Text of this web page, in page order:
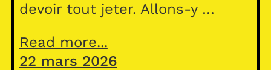
devoir tout jeter. Allons-y …
Read more...
22 mars 2026